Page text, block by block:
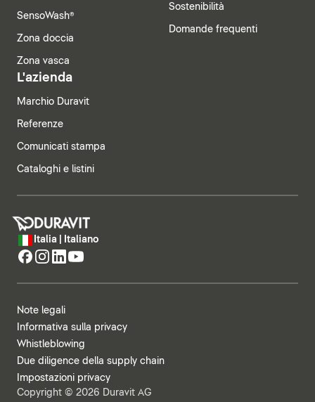
SensoWash®
Zona doccia
Zona vasca
Sostenibilità
Domande frequenti
L'azienda
Marchio Duravit
Referenze
Comunicati stampa
Cataloghi e listini
Italia | Italiano
Note legali
Informativa sulla privacy
Whistleblowing
Due diligence della supply chain
Impostazioni privacy
Copyright © 2026 Duravit AG